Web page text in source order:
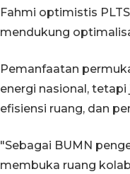
Fahmi optimistis
mendukung
Pemanfaatan
energi nasional,
efisiensi ruang, dan
"Sebagai BUMN
membuka ruang